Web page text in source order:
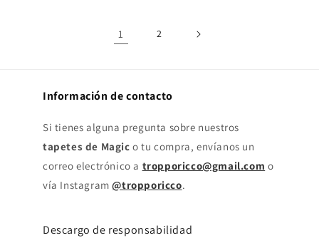
1 2
Información de contacto
Si tienes alguna pregunta sobre nuestros
tapetes de Magic o tu compra, envíanos un
correo electrónico a tropporicco@gmail.com o
vía Instagram@tropporicco.
Descargo de responsabilidad